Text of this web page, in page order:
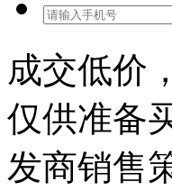
成交低价
仅供准备
发商销售